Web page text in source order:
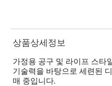
상품상세정보
가정용 공구 및 라이프 스타
기술력을 바탕으로 세련된
매 중입니다.